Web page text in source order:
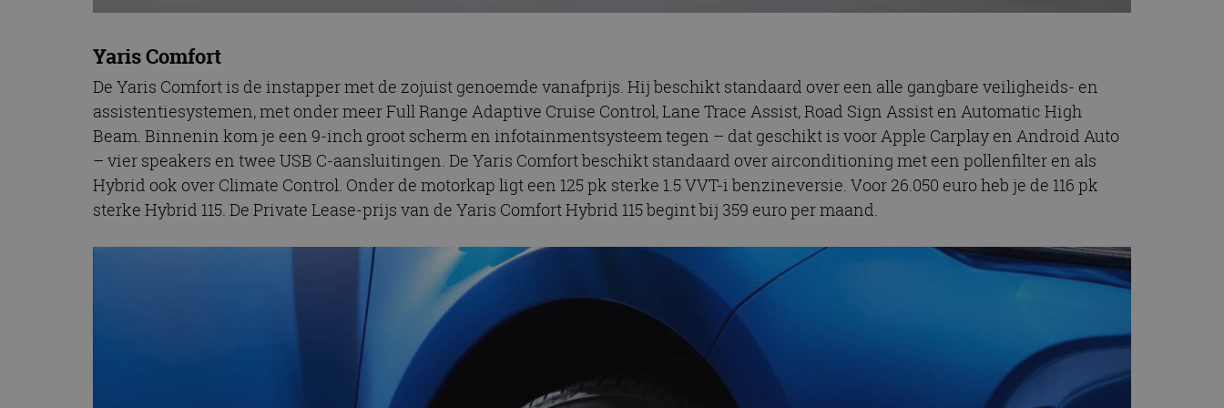
Yaris Comfort
De Yaris Comfort is de instapper met de zojuist genoemde vanafprijs. Hij beschikt standaard over een alle gangbare veiligheids- en
assistentiesystemen, met onder meer Full Range Adaptive Cruise Control, Lane Trace Assist, Road Sign Assist en Automatic High
Beam. Binnenin kom je een 9-inch groot scherm en infotainmentsysteem tegen – dat geschikt is voor Apple Carplay en Android Auto
– vier speakers en twee USB C-aansluitingen. De Yaris Comfort beschikt standaard over airconditioning met een pollenfilter en als
Hybrid ook over Climate Control. Onder de motorkap ligt een 125 pk sterke 1.5 VVT-i benzineversie. Voor 26.050 euro heb je de 116 pk
sterke Hybrid 115. De Private Lease-prijs van de Yaris Comfort Hybrid 115 begint bij 359 euro per maand.